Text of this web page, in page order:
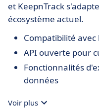
et KeepnTrack
écosystème actuel.
Compatibilité avec
API ouverte pour
Fonctionnalités
données
Voir plus